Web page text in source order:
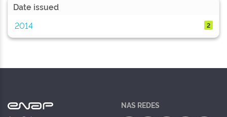
Date issued
2014
2
NAS REDES